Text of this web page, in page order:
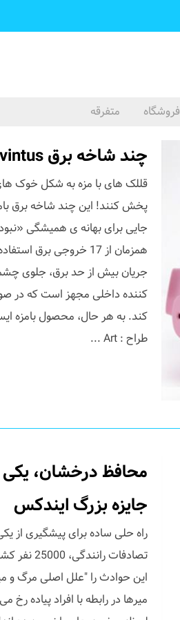
فروشگاه متفرقه
چند شاخه برق Svintus
قللک های با مزه به شکل خوک
جایی برای بهانه ی همیشگی «نبود
همزمان از 17 خروجی
جریان بیش از حد برق، جلوی
کننده داخلی مجهز است که در
کند. به هر حال، محصول بامزه
طراح : Art ...
جایزه بزرگ ایندکس
راه حلی ساده برای پیشگیری از
این حوادث را "علل اصلی مرگ و
میرها در رابطه با افراد پیاده رخ